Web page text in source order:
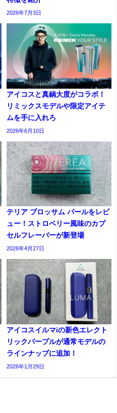
2026年7月3日
アイコスと真鍋大度がコラボ！
リミックスモデルや限定アイテ
ムを手に入れろ
2026年6月10日
テリア ブロッサム パールをレビ
ュー！ストロベリー風味のカプ
セルフレーバーが新登場
2026年4月27日
アイコスイルマiの新色エレクト
リックパープルが通常モデルの
ラインナップに追加！
2026年1月29日